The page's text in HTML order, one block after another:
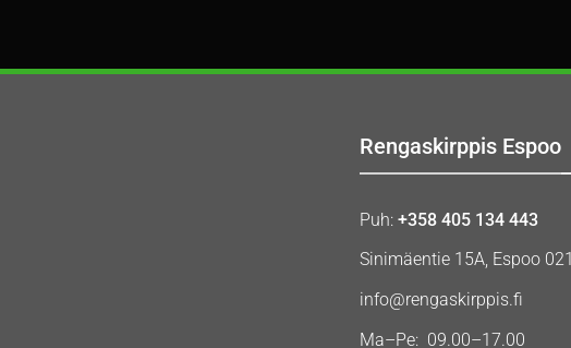
Rengaskirppis Espoo
Puh: +358 405 134 443
Sinimäentie 15A, Espoo
info@rengaskirppis.fi
Ma–Pe: 09.00–17.00